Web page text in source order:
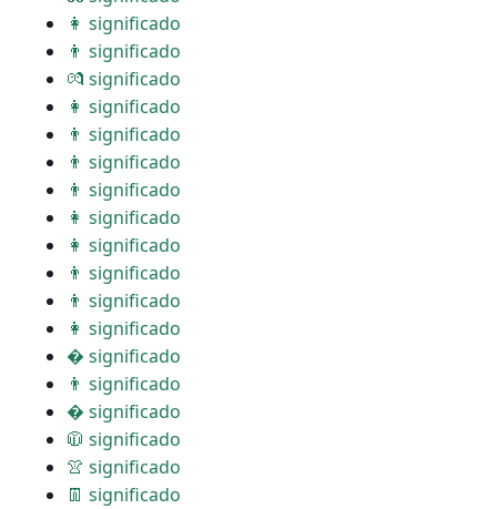
👩 significado
👨 significado
💏 significado
👩 significado
👨 significado
👨 significado
👨 significado
👩 significado
👩 significado
👨 significado
👨 significado
👩 significado
� significado
👨 significado
� significado
🧥 significado
👚 significado
👖 significado